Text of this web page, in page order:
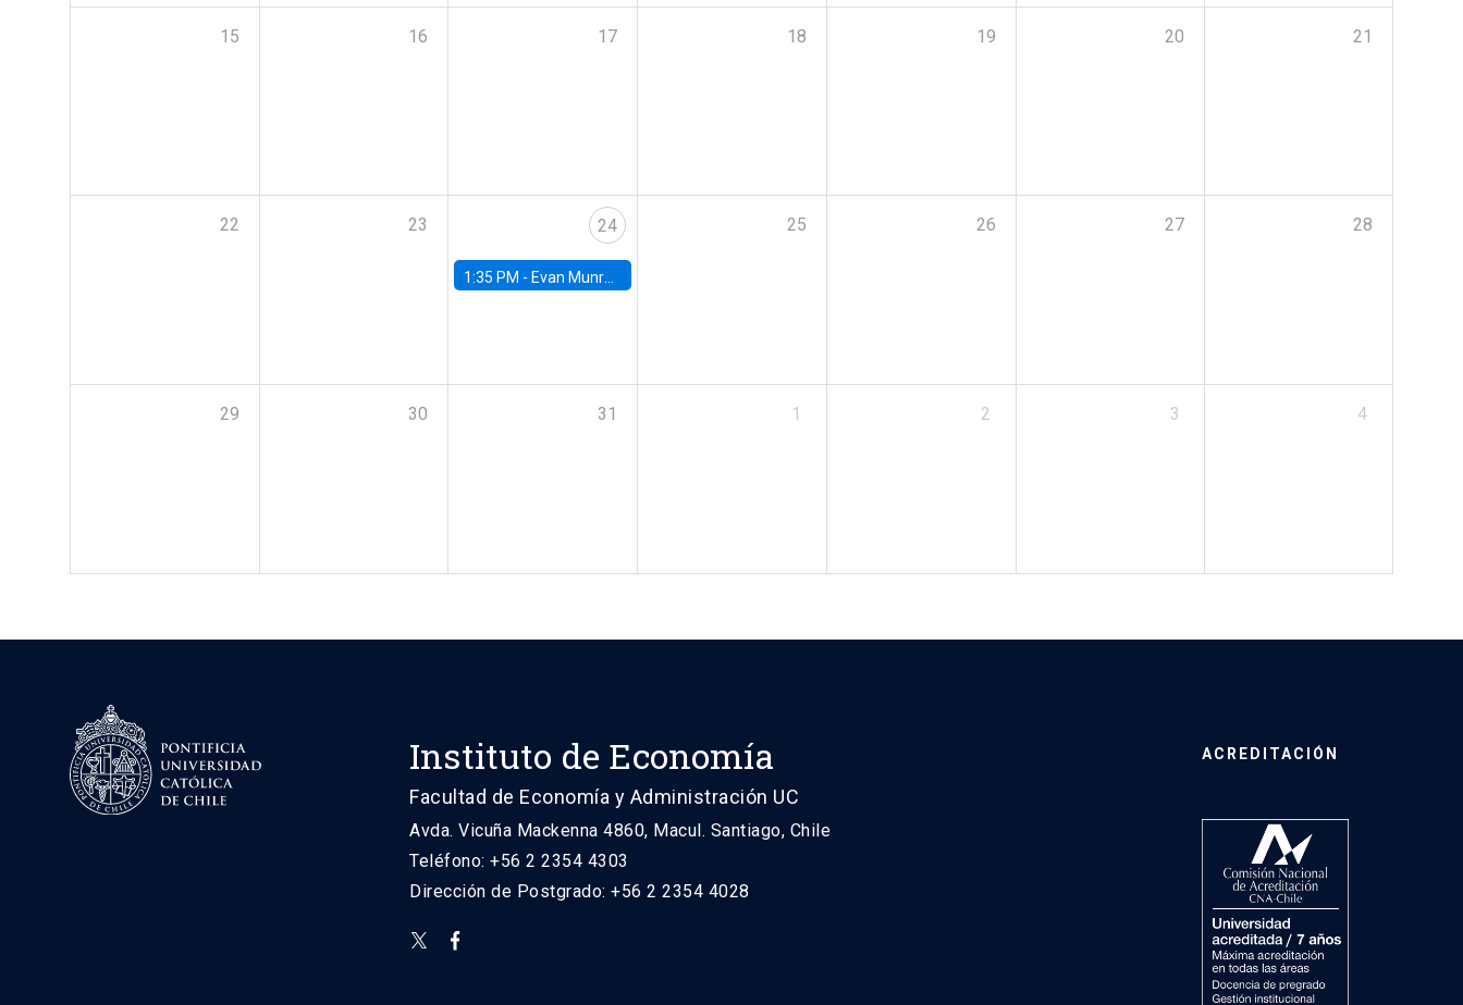
15 16 17 18 19 20 21
22 23 24
1:35 PM - Evan Munro, Neyman Visiting Assistant Professor in the Department of Statistics at UC Berkeley
25 26 27 28
29 30 31 1 2 3 4
Instituto de Economía
Facultad de Economía y Administración UC
Avda. Vicuña Mackenna 4860, Macul. Santiago, Chile
Teléfono: +56 2 2354 4303
Dirección de Postgrado: +56 2 2354 4028
ACREDITACIÓN